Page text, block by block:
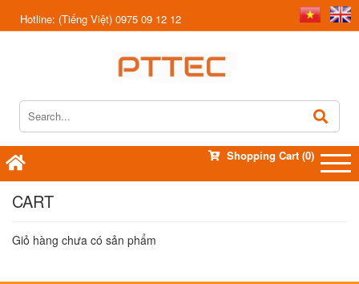
Hotline: (Tiếng Việt) 0975 09 12 12
Shopping Cart (0)
CART
Giỏ hàng chưa có sản phẩm